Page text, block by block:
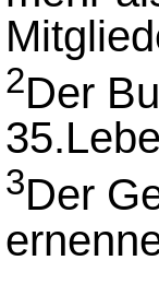
2Der
3Der